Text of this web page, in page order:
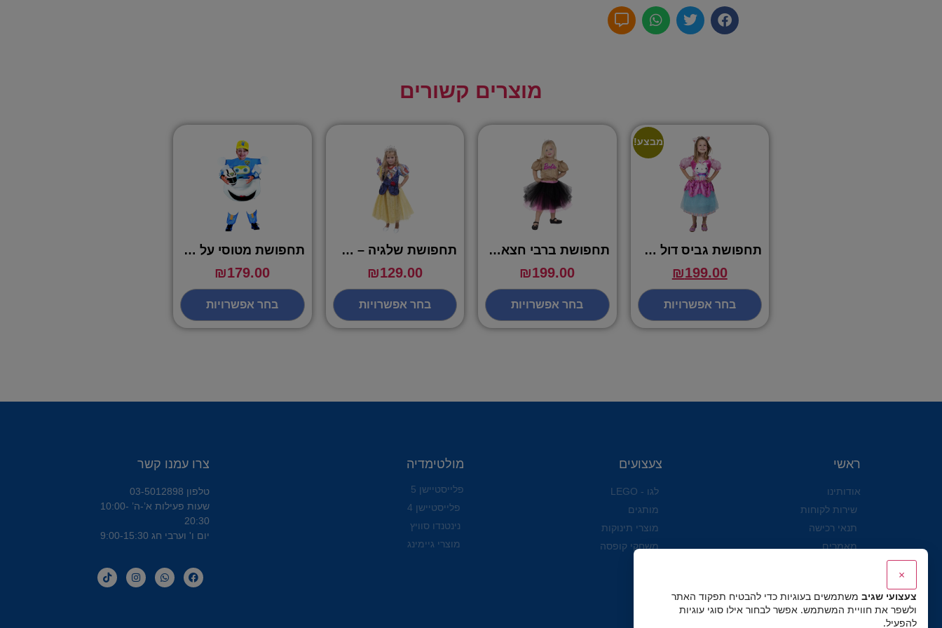
מוצרים קשורים
מבצע!
תחפושת גביס דול האוס שמלה – שושי זוהר
₪199.00
בחר אפשרויות
תחפושת ברבי חצאית טוטו ורוד זהב – שושי זוהר
₪199.00
בחר אפשרויות
תחפושת שלגיה – שושי זוהר
₪129.00
בחר אפשרויות
תחפושת מטוסי על כחול ג'רום – שושי זוהר
₪179.00
בחר אפשרויות
ראשי
אודותינו
שירות לקוחות
תנאי רכישה
מאמרים
מדיניות פרטיות
צעצועים
לגו - LEGO
מותגים
מוצרי תינוקות
משחקי קופסה
מולטימדיה
פלייסטיישן 5
פלייסטיישן 4
נינטנדו סוויץ
מוצרי גיימינג
צרו עמנו קשר
טלפון 03-5012898
שעות פעילות א’-ה’ 10:00-
20:30
יום ו' וערבי חג 9:00-15:30
×
צעצועי שגיב משתמשים בעוגיות כדי להבטיח תפקוד האתר
ולשפר את חוויית המשתמש. אפשר לבחור אילו סוגי עוגיות
להפעיל.